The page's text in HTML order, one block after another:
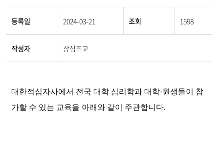
등록일 2024-03-21 조회 1598
작성자 상심조교
대한적십자사에서 전국 대학 심리학과 대학·원생들이 참
가할 수 있는 교육을 아래와 같이 주관합니다.